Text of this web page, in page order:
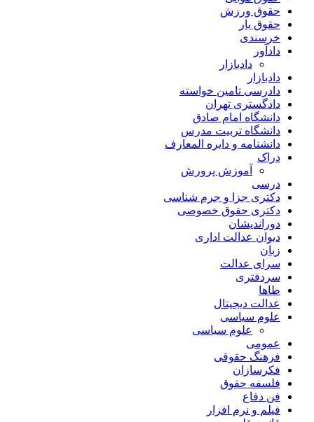
حقوق ورزش
حقوق یار
خرسندی
دادآور
دادبازار
دادبازار
دادرسی تامین خواسته
دادگستری تهران
دانشگاه امام صادق
دانشگاه تربیت مدرس
دانشنامه و دایره المعارف
دراک
آموزش پرورش
درسی
دکتری جزا و جرم شناسی
دکتری حقوق خصوصی
دوراندیشان
دیوان عدالت اداری
زبان
سرای عدالت
سردفتری
طاها
عدالت دیجیتال
علوم سیاسی
علوم سیاسی
عمومی
فرهنگ حقوقی
فکرسازان
فلسفه حقوق
فن دفاع
فیلم و نرم افزار